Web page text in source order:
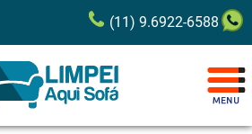
(11) 9.6922-6588